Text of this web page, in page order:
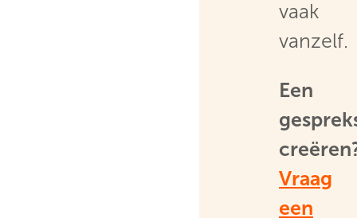
vaak
vanzelf.
Een
Vraag
een